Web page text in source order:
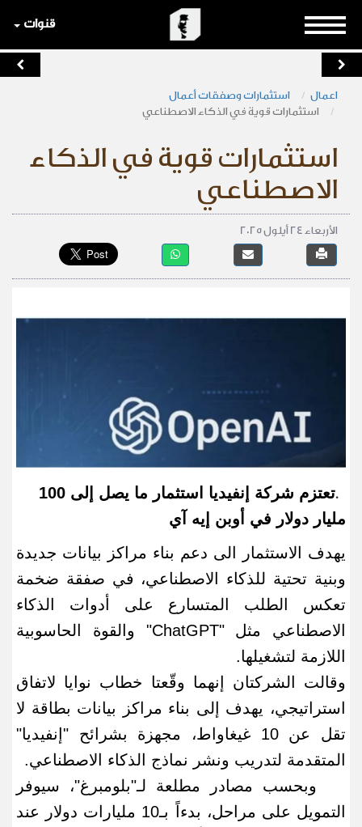
قنوات
اعمال
استثمارات وصفقات أعمال
استثمارات قوية في الذكاء الاصطناعي
استثمارات قوية في الذكاء
الاصطناعي
الأربعاء 24 أيلول 2025
.تعتزم شركة إنفيديا
استثمار ما يصل إلى 100
مليار دولار في أوبن إيه آي
يهدف الاستثمار الى دعم بناء مراكز بيانات جديدة
وبنية تحتية للذكاء الاصطناعي، في صفقة ضخمة
تعكس الطلب المتسارع على أدوات الذكاء
الاصطناعي مثل"ChatGPT"
والقوة الحاسوبية
اللازمة لتشغيلها.
وقالت الشركتان إنهما وقّعتا خطاب نوايا لاتفاق
استراتيجي، يهدف إلى بناء مراكز بيانات بطاقة لا
تقل عن 10 غيغاواط، مجهزة بشرائح "إنفيديا"
المتقدمة لتدريب ونشر نماذج الذكاء الاصطناعي.
وبحسب مصادر مطلعة لـ"بلومبرغ"، سيوفر
التمويل على مراحل، بدءاً بـ10 مليارات دولار عند